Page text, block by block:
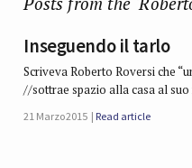
Inseguendo il tarlo
Scriveva Roberto Roversi che
//sottrae spazio alla casa al
21 Marzo 2015 Read article